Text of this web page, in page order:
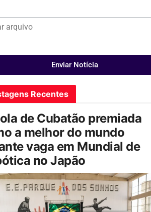
arquivo
Enviar Notícia
Recentes
de Cubatão premiada
a melhor do mundo
vaga em Mundial de
no Japão